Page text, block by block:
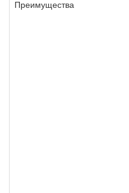
Преимущества